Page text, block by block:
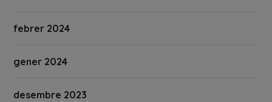
febrer 2024
gener 2024
desembre 2023